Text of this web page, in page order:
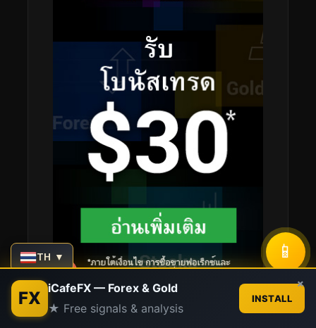
TH ▼ 📱
FX iCafeFX — Forex & Gold
★ Free signals & analysis
INSTALL
×
Contact us
Open